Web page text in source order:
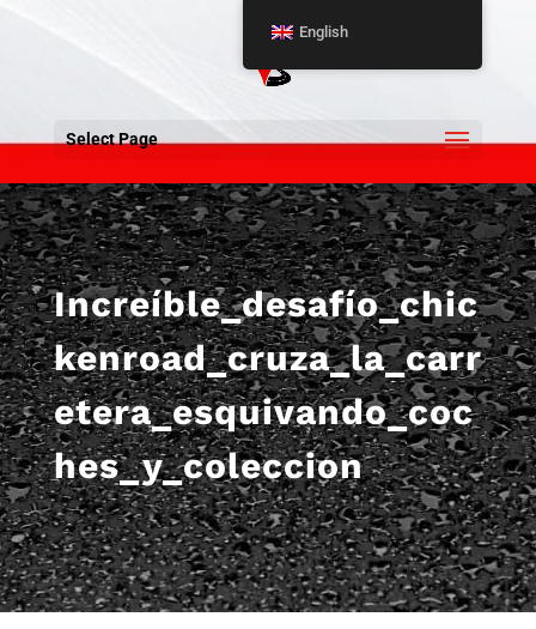
Select Page
Increíble_desafío_chic
kenroad_cruza_la_carr
etera_esquivando_coc
hes_y_coleccion
English